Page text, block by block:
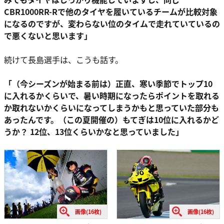
CBR1000RR-Rで他のタイヤを履いているチームが比較対象
になるのですが、変わらない位のタイムで走れていているの
で悪くないと思います」
続けて長島選手は、こうも話す。
「（今シーズンが始まる前は）正直、寒い季節でトップ10
に入れるかくらいで、暑い時期になったらポイントを取れる
か取れないかくらいになってしまうかもと思っていた部分も
あったんです。（この夏開催の）もてぎは10位に入れるかど
うか？ 12位、13位くらいかなと思っていました」
画像(16枚) 画像(16枚)